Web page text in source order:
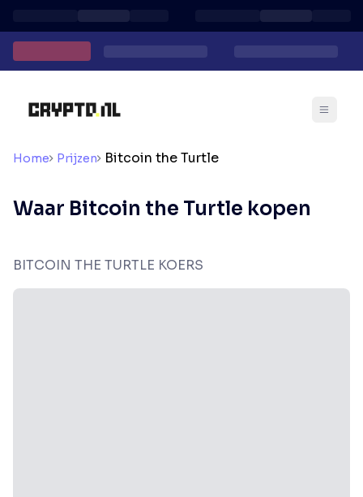
Home Prijzen Bitcoin the Turtle
Waar Bitcoin the Turtle kopen
BITCOIN THE TURTLE KOERS